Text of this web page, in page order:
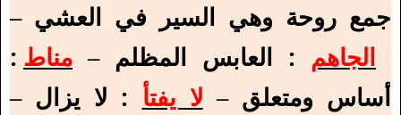
جمع روحة وهي السير في العشي –
الجاهم : العابس المظلم – مناط :
أساس ومتعلق – لا يفتأ : لا يزال –